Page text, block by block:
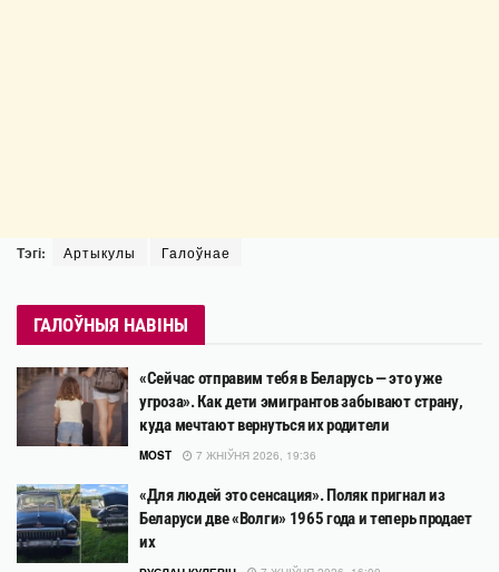
Тэгі: Артыкулы Галоўнае
ГАЛОЎНЫЯ НАВІНЫ
«Сейчас отправим тебя в Беларусь — это уже
угроза». Как дети эмигрантов забывают страну,
куда мечтают вернуться их родители
MOST 7 ЖНІЎНЯ 2026, 19:36
«Для людей это сенсация». Поляк пригнал из
Беларуси две «Волги» 1965 года и теперь продает
их